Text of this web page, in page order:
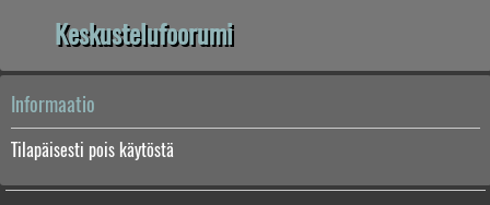
Keskustelufoorumi
Informaatio
Tilapäisesti pois käytöstä